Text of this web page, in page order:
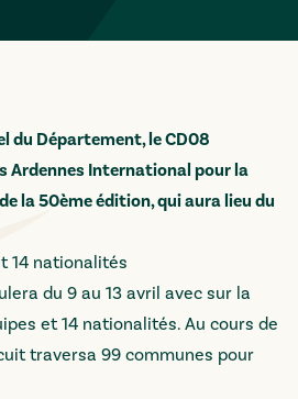
du Département, le CD08
Ardennes International pour la
la 50ème édition, qui aura lieu du
14 nationalités
du 9 au 13 avril avec sur la
et 14 nationalités. Au cours de
traversa 99 communes pour